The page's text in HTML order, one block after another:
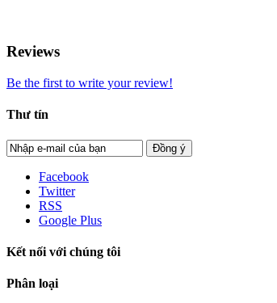
Reviews
Be the first to write your review!
Thư tín
Đồng ý
Facebook
Twitter
RSS
Google Plus
Kết nối với chúng tôi
Phân loại